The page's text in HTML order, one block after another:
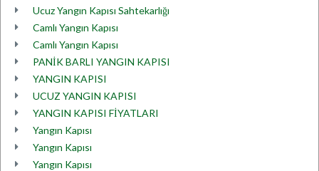
Ucuz Yangın Kapısı Sahtekarlığı
Camlı Yangın Kapısı
Camlı Yangın Kapısı
PANİK BARLI YANGIN KAPISI
YANGIN KAPISI
UCUZ YANGIN KAPISI
YANGIN KAPISI FİYATLARI
Yangın Kapısı
Yangın Kapısı
Yangın Kapısı